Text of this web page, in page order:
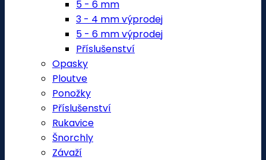
5 - 6 mm
3 - 4 mm výprodej
5 - 6 mm výprodej
Příslušenství
Opasky
Ploutve
Ponožky
Příslušenství
Rukavice
Šnorchly
Závaží